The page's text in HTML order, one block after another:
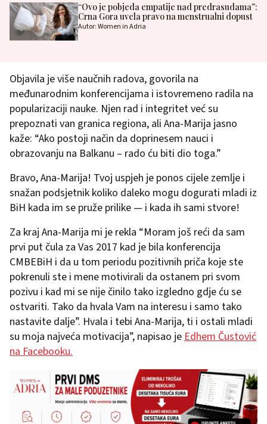
“Ovo je pobjeda empatije nad predrasudama”:
Crna Gora uvela pravo na menstrualni dopust
Autor: Women in Adria
Objavila je više naučnih radova, govorila na
međunarodnim konferencijama i istovremeno radila na
popularizaciji nauke. Njen rad i integritet već su
prepoznati van granica regiona, ali Ana-Marija jasno
kaže: “Ako postoji način da doprinesem nauci i
obrazovanju na Balkanu – rado ću biti dio toga.”
Bravo, Ana-Marija! Tvoj uspjeh je ponos cijele zemlje i
snažan podsjetnik koliko daleko mogu dogurati mladi iz
BiH kada im se pruže prilike — i kada ih sami stvore!
Za kraj Ana-Marija mi je rekla “Moram još reći da sam
prvi put čula za Vas 2017 kad je bila konferencija
CMBEBiH i da u tom periodu pozitivnih priča koje ste
pokrenuli ste i mene motivirali da ostanem pri svom
pozivu i kad mi se nije činilo tako izgledno gdje ću se
ostvariti. Tako da hvala Vam na interesu i samo tako
nastavite dalje”. Hvala i tebi Ana-Marija, ti i ostali mladi
su moja najveća motivacija”, napisao jeEdhem Čustović
na Facebooku.